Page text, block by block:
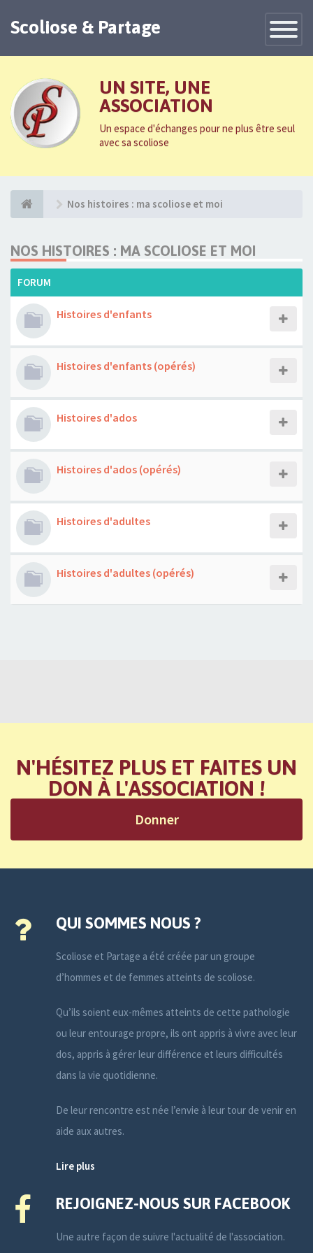
Toggle
Scoliose & Partage
UN SITE, UNE
ASSOCIATION
Un espace d'échanges pour ne plus être seul
avec sa scoliose
Nos histoires : ma scoliose et moi
NOS HISTOIRES : MA SCOLIOSE ET MOI
FORUM
Histoires d'enfants
Histoires d'enfants (opérés)
Histoires d'ados
Histoires d'ados (opérés)
Histoires d'adultes
Histoires d'adultes (opérés)
N'HÉSITEZ PLUS ET FAITES UN
DON À L'ASSOCIATION !
Donner
QUI SOMMES NOUS ?
Scoliose et Partage a été créée par un groupe
d’hommes et de femmes atteints de scoliose.
Qu’ils soient eux-mêmes atteints de cette pathologie
ou leur entourage propre, ils ont appris à vivre avec leur
dos, appris à gérer leur différence et leurs difficultés
dans la vie quotidienne.
De leur rencontre est née l’envie à leur tour de venir en
aide aux autres.
Lire plus
REJOIGNEZ-NOUS SUR FACEBOOK
Une autre façon de suivre l'actualité de l'association.